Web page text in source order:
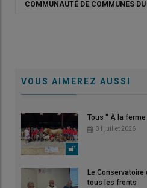
COMMUNAUTÉ DE COMMUNES
VOUS AIMEREZ AUSSI
Tous " À la
31 juillet 2026
Le
tous les fronts